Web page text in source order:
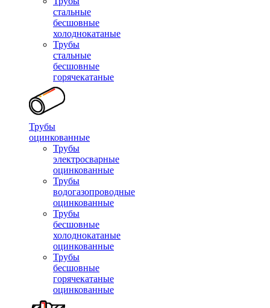
стальные
бесшовные
холоднокатаные
Трубы
стальные
бесшовные
горячекатаные
Трубы
оцинкованные
Трубы
электросварные
оцинкованные
Трубы
водогазопроводные
оцинкованные
Трубы
бесшовные
холоднокатаные
оцинкованные
Трубы
бесшовные
горячекатаные
оцинкованные